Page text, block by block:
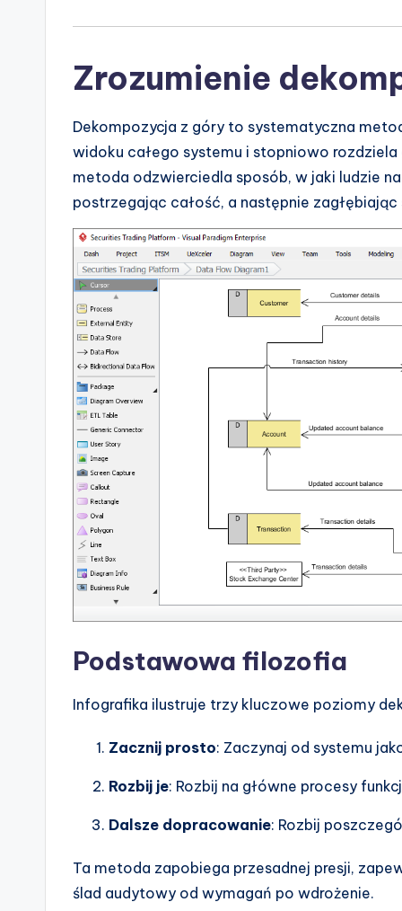
tr
U
Zrozumienie
Dekompozycja z góry to systematyczna
widoku całego systemu i stopniowo
metoda odzwierciedla sposób, w jaki ludzie
postrzegając całość, a następnie zagłębiając
Podstawowa filozofia
Infografika ilustruje trzy kluczowe poziomy
Zacznij prosto: Zaczynaj od systemu
Rozbij je: Rozbij na główne procesy
Dalsze dopracowanie: Rozbij
Ta metoda zapobiega przesadnej presji,
ślad audytowy od wymagań po wdrożenie.